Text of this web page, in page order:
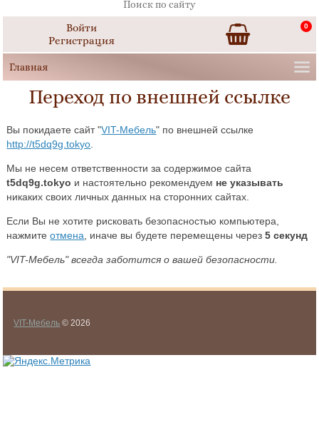
Войти
Регистрация
0
Переход по внешней ссылке
Вы покидаете сайт "VIT-Мебель" по внешней ссылке
http://t5dq9g.tokyo
Мы не несем ответственности за содержимое сайта
t5dq9g.tokyo и настоятельно рекомендуем не указывать
никаких своих личных данных на сторонних сайтах.
Если Вы не хотите рисковать безопасностью компьютера,
нажмитеотмена , иначе вы будете перемещены через5 секунд
"VIT-Мебель" всегда заботится о вашей безопасности.
VIT-Мебель © 2026